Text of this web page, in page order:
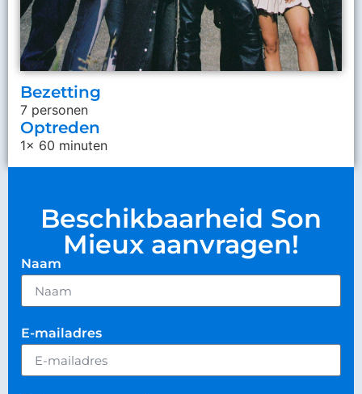
Bezetting
7 personen
Optreden
1x 60 minuten
Beschikbaarheid Son
Mieux aanvragen!
Naam
E-mailadres